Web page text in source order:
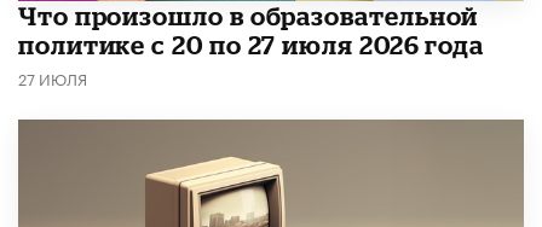
​Что произошло в образовательной
политике с 20 по 27 июля 2026 года
27 ИЮЛЯ